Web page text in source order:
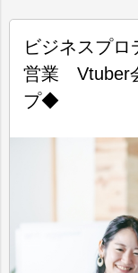
ビジネスプ
営業 Vtuber
プ◆